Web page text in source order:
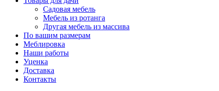
Садовая мебель
Мебель из ротанга
Другая мебель из массива
По вашим размерам
Меблировка
Наши работы
Уценка
Доставка
Контакты